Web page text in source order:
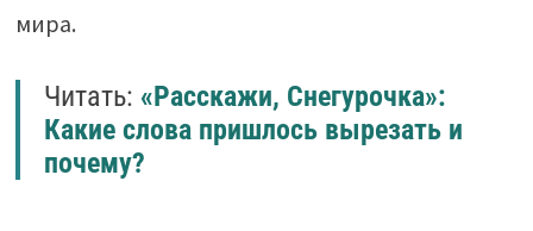
мира.
Читать: «Расскажи, Снегурочка»:
Какие слова пришлось вырезать и
почему?